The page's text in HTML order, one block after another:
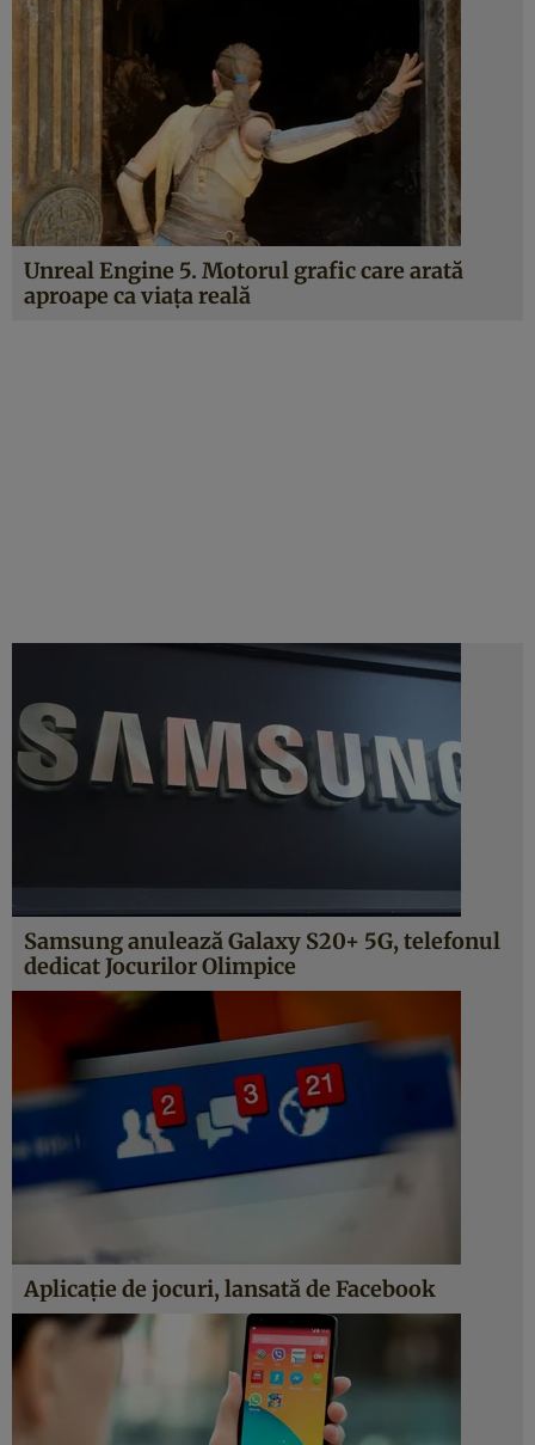
Unreal Engine 5. Motorul grafic care arată
aproape ca viaţa reală
Samsung anulează Galaxy S20+ 5G, telefonul
dedicat Jocurilor Olimpice
Aplicaţie de jocuri, lansată de Facebook